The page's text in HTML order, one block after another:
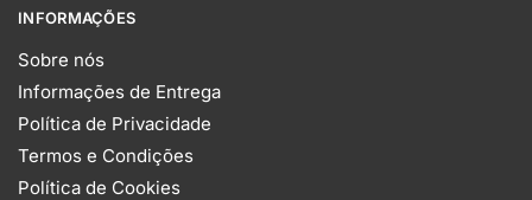
INFORMAÇÕES
Sobre nós
Informações de Entrega
Política de Privacidade
Termos e Condições
Política de Cookies